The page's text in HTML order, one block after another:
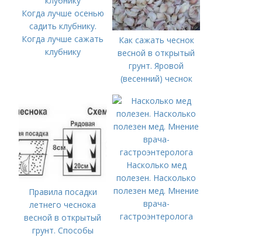
Когда лучше осенью
садить клубнику.
Когда лучше сажать
клубнику
Как сажать чеснок
весной в открытый
грунт. Яровой
(весенний) чеснок
Правила посадки
летнего чеснока
весной в открытый
грунт. Способы
Насколько мед
полезен. Насколько
полезен мед. Мнение
врача-
гастроэнтеролога